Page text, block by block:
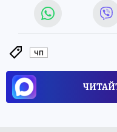
ЧП